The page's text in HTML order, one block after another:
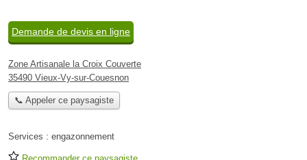
Demande de devis en ligne
Zone Artisanale la Croix Couverte
35490 Vieux-Vy-sur-Couesnon
📞 Appeler ce paysagiste
Services : engazonnement